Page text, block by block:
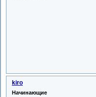
kiro
Начинающие